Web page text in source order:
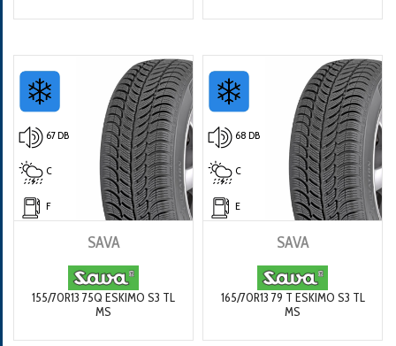
67 DB
C
F
SAVA
155/70R13 75Q ESKIMO S3 TL
MS
68 DB
C
E
SAVA
165/70R13 79 T ESKIMO S3 TL
MS